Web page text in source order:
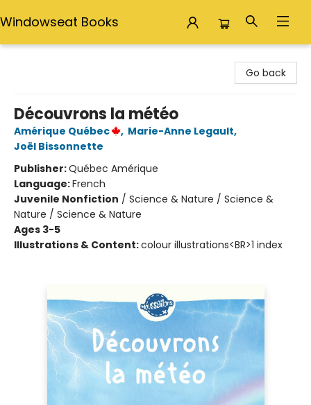
Windowseat Books
Go back
Découvrons la météo
Amérique Québec , Marie-Anne Legault,
Joël Bissonnette
Publisher:Québec Amérique
Language:French
Juvenile Nonfiction / Science & Nature / Science &
Nature / Science & Nature
Ages 3-5
Illustrations & Content:colour illustrations<BR>1 index